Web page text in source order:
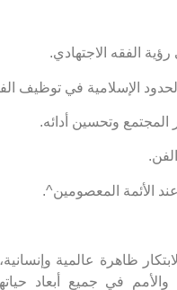
ظاهرة عالمية
في جميع أبعاد